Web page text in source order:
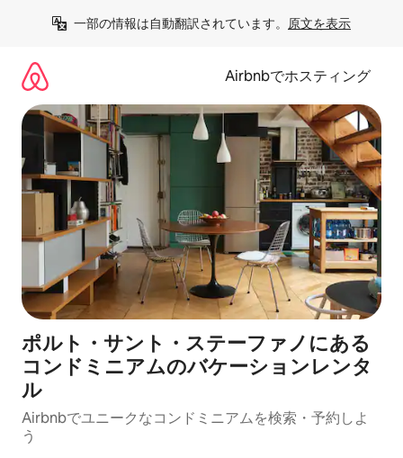
一部の情報は自動翻訳されています。 原文を表示
Airbnbでホスティング
ポルト・サント・ステーファノにある
コンドミニアムのバケーションレンタ
ル
Airbnbでユニークなコンドミニアムを検索・予約しよ
う